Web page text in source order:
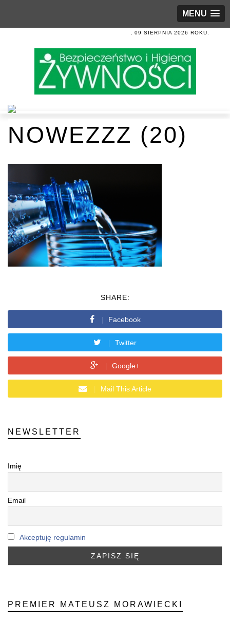
MENU
, 09 SIERPNIA 2026 ROKU.
NOWEZZZ (20)
SHARE:
Facebook
Twitter
Google+
Mail This Article
NEWSLETTER
Imię
Email
Akceptuję regulamin
PREMIER MATEUSZ MORAWIECKI